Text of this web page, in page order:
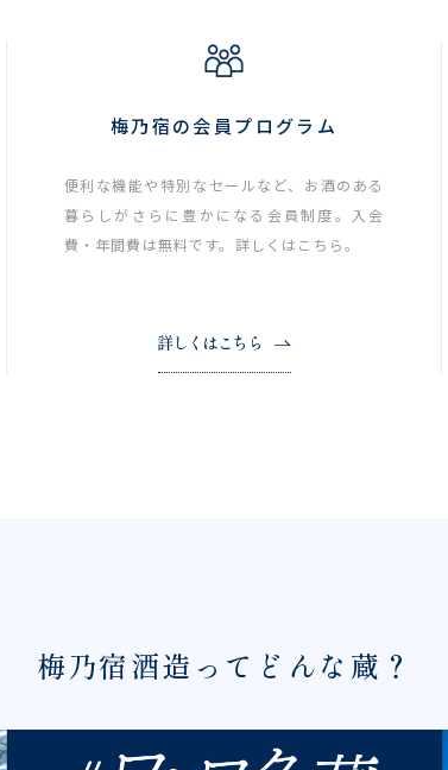
梅乃宿の会員プログラム
便利な機能や特別なセールなど、お酒のある
暮らしがさらに豊かになる会員制度。入会
費・年間費は無料です。詳しくはこちら。
詳しくはこちら
梅乃宿酒造ってどんな蔵？